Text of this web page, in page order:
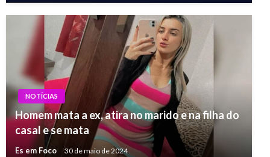
NOTÍCIAS
Homem mata a ex, atira no marido e na filha do
casal e se mata
Es em Foco 30 de maio de 2024